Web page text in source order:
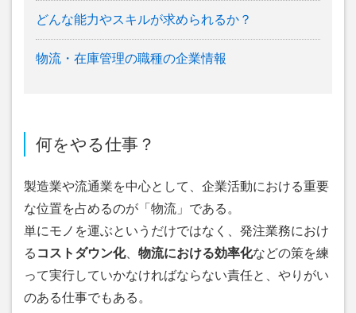
どんな能力やスキルが求められるか？
物流・在庫管理の職種の企業情報
何をやる仕事？
製造業や流通業を中心として、企業活動における重要
な位置を占めるのが「物流」である。
単にモノを運ぶというだけではなく、発注業務におけ
る コストダウン化、 物流における効率化などの策を練
って実行していかなければならない責任と、やりがい
のある仕事でもある。